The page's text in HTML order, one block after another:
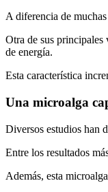
A diferencia de
Otra de sus principales
de energía.
Esta característica
Una microalga
Diversos estudios han
Entre los resultados
Además, esta